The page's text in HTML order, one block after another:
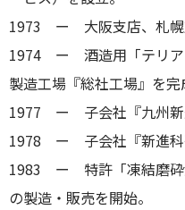
1973 ー 大阪支店、札幌
1974 ー 酒造用「テリア
製造工場『総社工場』を完
1977 ー 子会社『九州新
1978 ー 子会社『新進科
1983 ー 特許「凍結磨砕
の製造・販売を開始。